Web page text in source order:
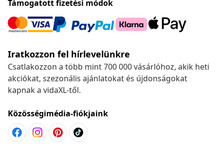
Támogatott fizetési módok
Iratkozzon fel hírlevelünkre
Csatlakozzon a több mint 700 000 vásárlóhoz, akik heti
akciókat, szezonális ajánlatokat és újdonságokat
kapnak a vidaXL-től.
Közösségimédia-fiókjaink